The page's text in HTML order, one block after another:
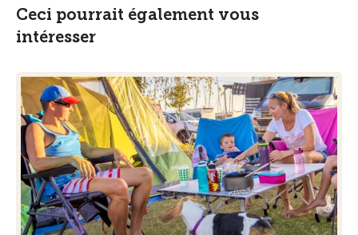
Ceci pourrait également vous
intéresser